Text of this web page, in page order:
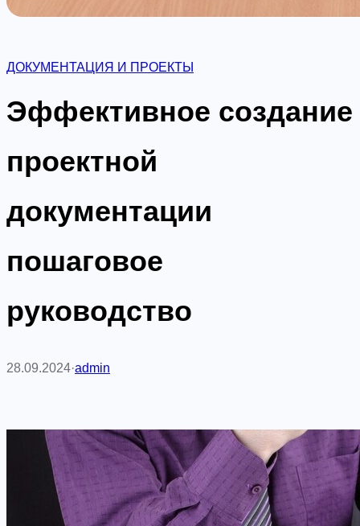
ДОКУМЕНТАЦИЯ И ПРОЕКТЫ
Эффективное создание
проектной
документации
пошаговое
руководство
28.09.2024·admin